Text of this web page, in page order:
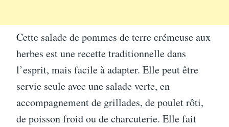
Cette salade de pommes de terre crémeuse aux
herbes est une recette traditionnelle dans
l’esprit, mais facile à adapter. Elle peut être
servie seule avec une salade verte, en
accompagnement de grillades, de poulet rôti,
de poisson froid ou de charcuterie. Elle fait